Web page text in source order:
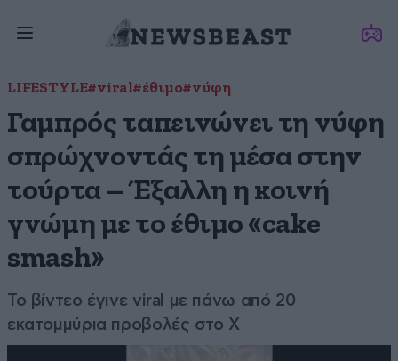
LIFESTYLE#viral#έθιμο#νύφη
Γαμπρός ταπεινώνει τη νύφη
σπρώχνοντάς τη μέσα στην
τούρτα – Έξαλλη η κοινή
γνώμη με το έθιμο «cake
smash»
Το βίντεο έγινε viral με πάνω από 20
εκατομμύρια προβολές στο X